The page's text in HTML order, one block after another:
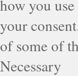
how you
your
of some of
Necessary